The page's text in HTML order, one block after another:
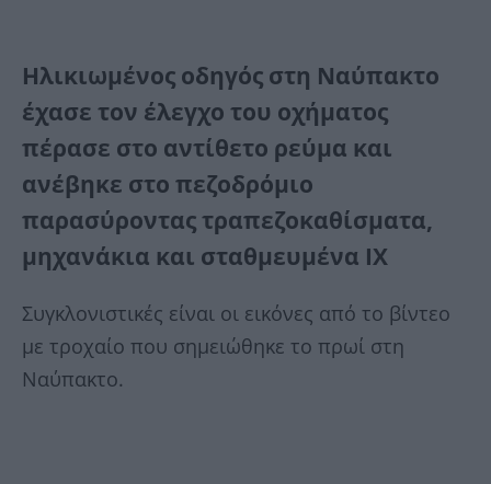
Ηλικιωμένος οδηγός στη Ναύπακτο
έχασε τον έλεγχο του οχήματος
πέρασε στο αντίθετο ρεύμα και
ανέβηκε στο πεζοδρόμιο
παρασύροντας τραπεζοκαθίσματα,
μηχανάκια και σταθμευμένα ΙΧ
Συγκλονιστικές είναι οι εικόνες από το βίντεο
με τροχαίο που σημειώθηκε το πρωί στη
Ναύπακτο.